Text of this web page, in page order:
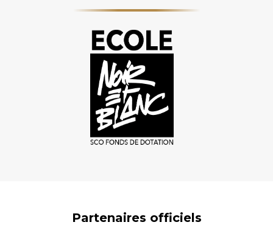
Partenaires officiels